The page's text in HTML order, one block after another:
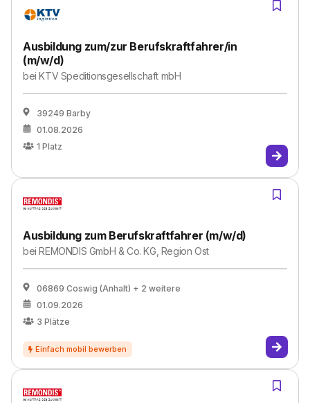
Ausbildung zum/zur Berufskraftfahrer/in
(m/w/d)
beiKTV Speditionsgesellschaft mbH
39249 Barby
01.08.2026
1 Platz
Ausbildung zum Berufskraftfahrer (m/w/d)
beiREMONDIS GmbH & Co. KG, Region Ost
06869 Coswig (Anhalt) + 2 weitere
01.09.2026
3 Plätze